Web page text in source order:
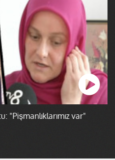
"Pişmanlıklarımız var"